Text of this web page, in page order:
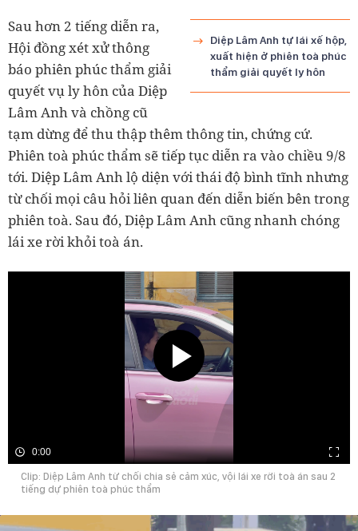
Diệp Lâm Anh tự lái xế hộp,
xuất hiện ở phiên toà phúc
thẩm giải quyết ly hôn
Sau hơn 2 tiếng diễn ra,
Hội đồng xét xử thông
báo phiên phúc thẩm giải
quyết vụ ly hôn của Diệp
Lâm Anh và chồng cũ
tạm dừng để thu thập thêm thông tin, chứng cứ.
Phiên toà phúc thẩm sẽ tiếp tục diễn ra vào chiều 9/8
tới. Diệp Lâm Anh lộ diện với thái độ bình tĩnh nhưng
từ chối mọi câu hỏi liên quan đến diễn biến bên trong
phiên toà. Sau đó, Diệp Lâm Anh cũng nhanh chóng
lái xe rời khỏi toà án.
0:00
Clip: Diệp Lâm Anh từ chối chia sẻ cảm xúc, vội lái xe rời toà án sau 2
tiếng dự phiên toà phúc thẩm